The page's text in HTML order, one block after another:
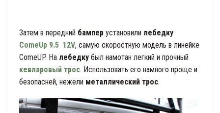
Затем в передний бампер установили лебедку
ComeUp 9.5 12V, самую скоростную модель в линейке
ComeUP. Hа лебедку был намотан легкий и прочный
кевларовый трос. Использовать его намного проще и
безопасней, нежели металлический трос.